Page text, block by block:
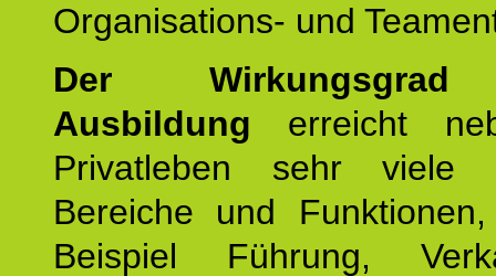
Organisations- und
Der
Ausbildung erreicht
Privatleben sehr viele
Bereiche und
Beispiel Führung,